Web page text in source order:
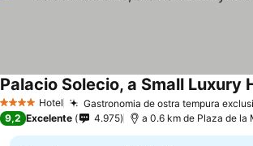
4 EstrelasHotel Gastronomia de ostra tempura
9,2 Excelente 4.975 a 0.6 km de Plaza de la